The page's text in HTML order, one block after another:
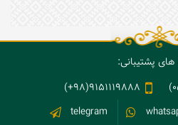
های پشتیبانی:
9151119888(98+)
telegram